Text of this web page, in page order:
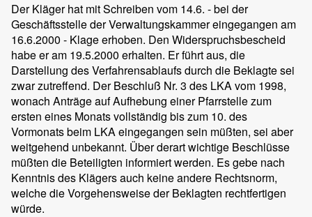
Der Kläger hat mit Schreiben vom 14.6. - bei der
Geschäftsstelle der Verwaltungskammer eingegangen am
16.6.2000 - Klage erhoben. Den Widerspruchsbescheid
habe er am 19.5.2000 erhalten. Er führt aus, die
Darstellung des Verfahrensablaufs durch die Beklagte sei
zwar zutreffend. Der Beschluß Nr. 3 des LKA vom 1998,
wonach Anträge auf Aufhebung einer Pfarrstelle zum
ersten eines Monats vollständig bis zum 10. des
Vormonats beim LKA eingegangen sein müßten, sei aber
weitgehend unbekannt. Über derart wichtige Beschlüsse
müßten die Beteiligten informiert werden. Es gebe nach
Kenntnis des Klägers auch keine andere Rechtsnorm,
welche die Vorgehensweise der Beklagten rechtfertigen
würde.